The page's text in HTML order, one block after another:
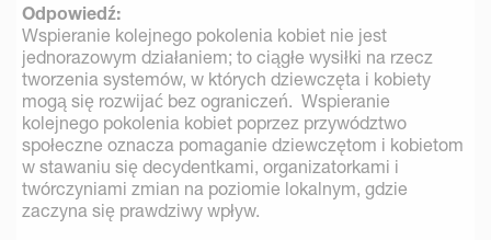
Odpowiedź:
Wspieranie kolejnego pokolenia kobiet nie jest
jednorazowym działaniem; to ciągłe wysiłki na rzecz
tworzenia systemów, w których dziewczęta i kobiety
mogą się rozwijać bez ograniczeń. Wspieranie
kolejnego pokolenia kobiet poprzez przywództwo
społeczne oznacza pomaganie dziewczętom i kobietom
w stawaniu się decydentkami, organizatorkami i
twórczyniami zmian na poziomie lokalnym, gdzie
zaczyna się prawdziwy wpływ.